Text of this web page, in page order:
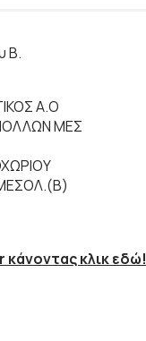
Β.
Α.Ο
ΜΕΣ
κλικ εδώ!